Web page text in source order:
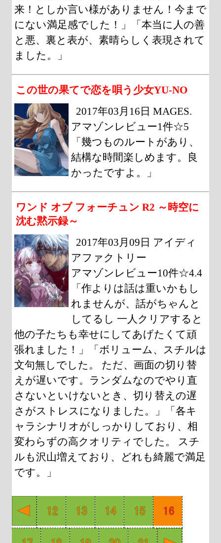
来！としか言い様がありません！今まで
にない満足感でした！」「本当に人の善
と悪、裏と表が、素晴らしく表現されて
ました。」
この世の果てで恋を唄う少女YU-NO
2017年03月16日 MAGES.
アマゾンレビュー1件☆5
「幾つものルートがあり、
結構な時間楽しめます。良
かったですよ。」
ワンド オブ フォーチュン R2 ～時空に
沈む黙示録～
2017年03月09日 アイディ
アファクトリー
アマゾンレビュー10件☆4.4
「作よりは話は重いかもし
れませんが、話がちゃんと
してるし 一人クリアすると
他の子たちも幸せにしてあげたくて頑
張れました！」「ボリューム、スチルは
文句無しでした。 ただ、画面の切り替
えが遅いです。ランダムなのでやり直
さないといけないとき、切り替えの遅
さがストレスになりました。」「各キ
ャラシナリオがしっかりしており、相
変わらずの高クオリティでした。 スチ
ルも沢山増えており、どれも綺麗で満足
です。」